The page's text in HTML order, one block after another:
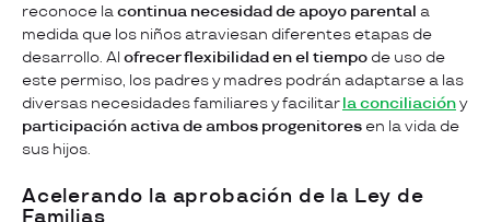
reconoce lacontinua necesidad de apoyo parental a
medida que los niños atraviesan diferentes etapas de
desarrollo. Al ofrecer flexibilidad en el tiempo de uso de
este permiso, los padres y madres podrán adaptarse a las
diversas necesidades familiares y facilitarla conciliacióny
participación activa de ambos progenitores en la vida de
sus hijos.
Acelerando la aprobación de la Ley de